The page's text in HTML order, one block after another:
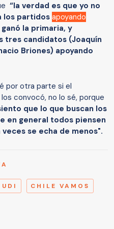
“la verdad es que yo no
los partidos apoyando
la primaria, y
tres candidatos (Joaquín
Briones) apoyando
por otra parte si el
convocó, no lo sé, porque
que lo que buscan los
en general todos piensen
se echa de menos".
UDI CHILE VAMOS